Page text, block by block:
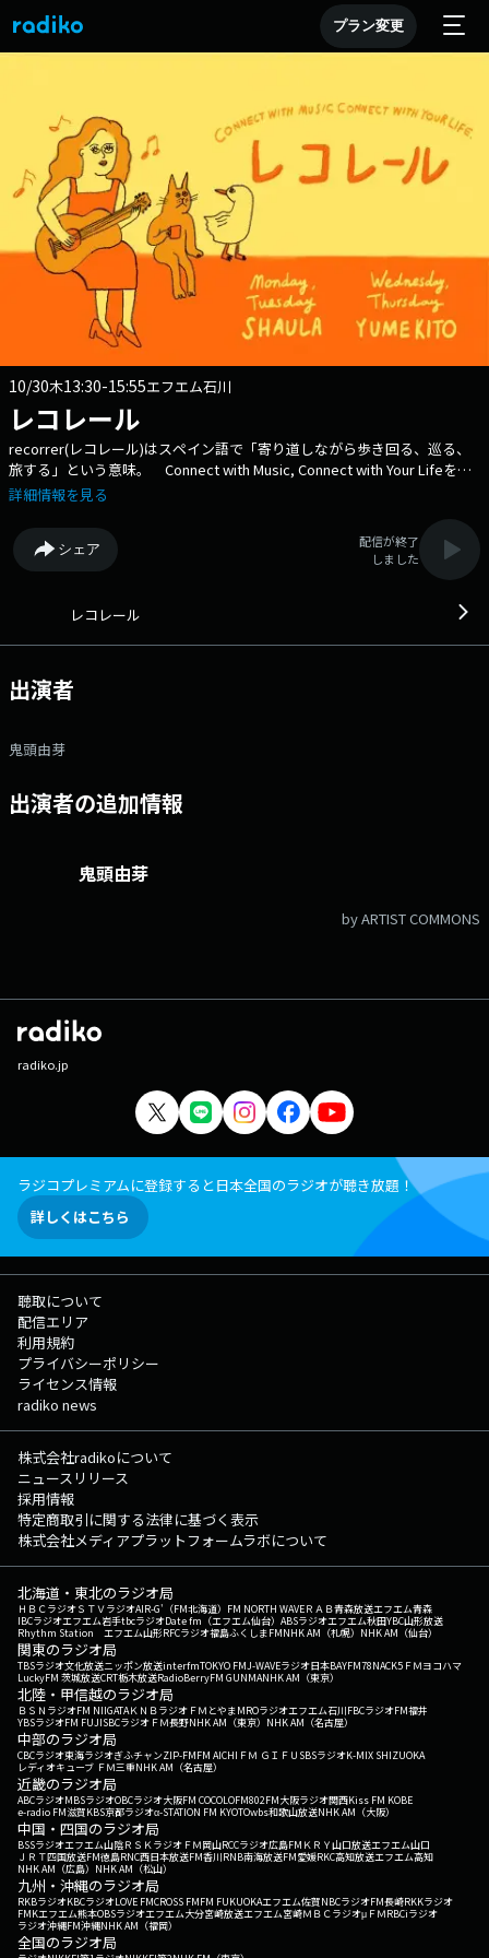
プラン変更
10/30木13:30-15:55エフエム石川
レコレール
recorrer(レコレール)はスペイン語で「寄り道しながら歩き回る、巡る、
旅する」という意味。 Connect with Music, Connect with Your Lifeを合
言葉に、毎日がちょっとハッピーになるような音楽と情報をおとどけしま
テーマは「スープ！」 14時台は、クックパッドの小竹貴子さんに食材
2つ〜3つでできるスープレシピを伺います！ 15時台は、シンガーソング
ライターのさらささんが登場！ お楽しみに！ メッセージ・リクエ
https://twitter.com/recorrer_jfn #レコレール をつけて投稿してくだ
MUSIC AWARDS JAPANでも、圧巻のレジェンド・パフォーマンスを披露
してくれました。 1975年のソロ・デビューから50年となる節目の年に、
酔いしれてみませんか？ ▽14:15〜 【 JFNラジオショッピング 】
JFNラジオショッピング ▽14:55〜 【 IMP.のIMPickup 】 平日の午後
日？」雑学をメンバーの感性のままにおしゃべり。 誰もが押さえておく
感想や、メンバーへの質問・相談、アフタートークのトークテーマなどな
ど、 メッセージフォームからぜひご参加ください！ ＝＝＝ 各局のオ
https://www.tfm.co.jp/listen/ ・TOKYO FM＆JFN34局：月～金 14:55-
https://form.audee.jp/recorrer/message
詳細情報を見る
シェア
配信が終了
しました
レコレール
出演者
鬼頭由芽
出演者の追加情報
鬼頭由芽
by ARTIST COMMONS
radiko.jp
ラジコプレミアムに登録すると日本全国のラジオが聴き放題！
詳しくはこちら
聴取について
配信エリア
利用規約
プライバシーポリシー
ライセンス情報
radiko news
株式会社radikoについて
ニュースリリース
採用情報
特定商取引に関する法律に基づく表示
株式会社メディアプラットフォームラボについて
北海道・東北のラジオ局
ＨＢＣラジオＳＴＶラジオAIR-G'（FM北海道） FM NORTH WAVEＲＡＢ青森放送エフエム青森
IBCラジオエフエム岩手tbcラジオDate fm（エフエム仙台） ABSラジオエフエム秋田YBC山形放送
Rhythm Station エフエム山形RFCラジオ福島ふくしまFMNHK AM（札幌） NHK AM（仙台）
関東のラジオ局
TBSラジオ文化放送ニッポン放送interfmTOKYO FMJ-WAVEラジオ日本BAYFM78NACK5 ＦＭヨコハマ
LuckyFM 茨城放送CRT栃木放送RadioBerryFM GUNMANHK AM（東京）
北陸・甲信越のラジオ局
ＢＳＮラジオFM NIIGATAＫＮＢラジオ ＦＭとやまMROラジオエフエム石川FBCラジオFM福井
YBSラジオFM FUJISBCラジオ ＦＭ長野NHK AM（東京） NHK AM（名古屋）
中部のラジオ局
CBCラジオ東海ラジオぎふチャンZIP-FMFM AICHI ＦＭ ＧＩＦＵ SBSラジオK-MIX SHIZUOKA
レディオキューブ ＦＭ三重NHK AM（名古屋）
近畿のラジオ局
ABCラジオMBSラジオOBCラジオ大阪FM COCOLOFM802FM大阪ラジオ関西Kiss FM KOBE
e-radio FM滋賀KBS京都ラジオα-STATION FM KYOTOwbs和歌山放送NHK AM（大阪）
中国・四国のラジオ局
BSSラジオエフエム山陰ＲＳＫラジオ ＦＭ岡山RCCラジオ広島FM ＫＲＹ山口放送エフエム山口
ＪＲＴ四国放送FM徳島RNC西日本放送FM香川RNB南海放送FM愛媛RKC高知放送エフエム高知
NHK AM（広島） NHK AM（松山）
九州・沖縄のラジオ局
RKBラジオKBCラジオLOVE FMCROSS FMFM FUKUOKAエフエム佐賀NBCラジオFM長崎RKKラジオ
FMKエフエム熊本OBSラジオエフエム大分宮崎放送エフエム宮崎ＭＢＣラジオμＦＭRBCiラジオ
ラジオ沖縄FM沖縄NHK AM（福岡）
全国のラジオ局